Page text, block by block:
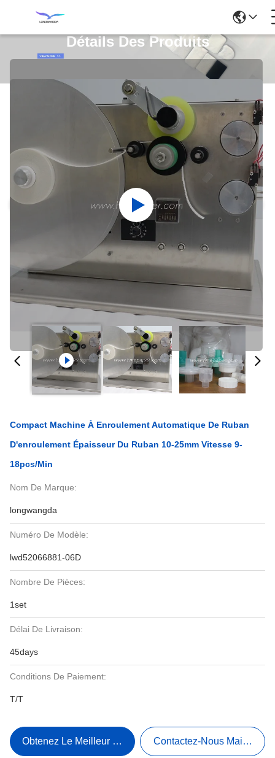
Détails Des Produits
Compact Machine À Enroulement Automatique De Ruban
D'enroulement Épaisseur Du Ruban 10-25mm Vitesse 9-
18pcs/min
Nom De Marque:
longwangda
Numéro De Modèle:
lwd52066881-06D
Nombre De Pièces:
1set
Délai De Livraison:
45days
Conditions De Paiement:
T/T
Obtenez Le Meilleur Prix Contactez-Nous Maintenant